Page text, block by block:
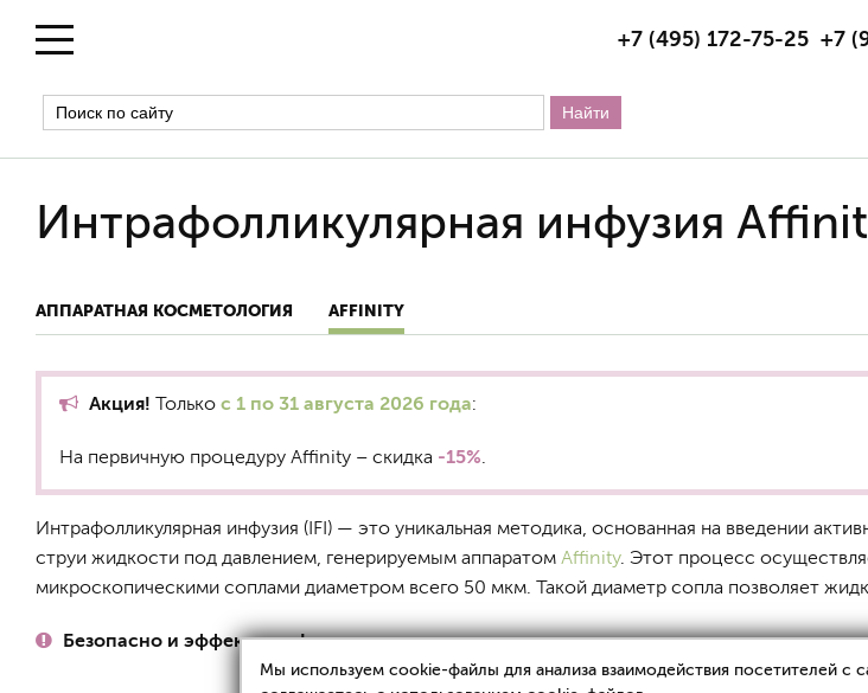
+7 (495) 172-75-25 +7
Интрафолликулярная инфузия
АППАРАТНАЯ КОСМЕТОЛОГИЯ AFFINITY
Акция! Только с 1 по 31 августа 2026 года:
На первичную процедуру Affinity – скидка -15%
Интрафолликулярная инфузия (IFI) — это уникальная методика, основанная на введении
струи жидкости под давлением, генерируемым аппаратом Affinity. Этот процесс
микроскопическими соплами диаметром всего 50 мкм. Такой диаметр сопла позволяет
Безопасно и эффективно!
Мы используем cookie-файлы для анализа взаимодействия посетителей с